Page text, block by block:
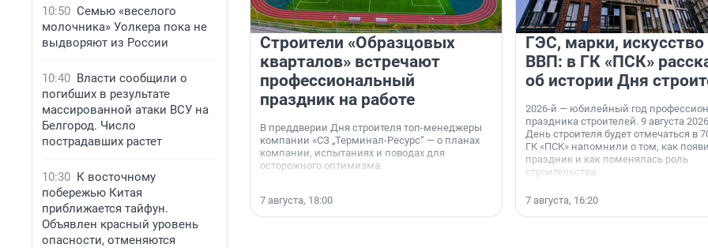
10:50 Семью «веселого
молочника» Уолкера пока не
выдворяют из России
10:40 Власти сообщили о
погибших в результате
массированной атаки ВСУ на
Белгород. Число
пострадавших растет
10:30 К восточному
побережью Китая
приближается тайфун.
Объявлен красный уровень
опасности, отменяются
Строители «Образцовых
кварталов» встречают
профессиональный
праздник на работе
В преддверии Дня строителя топ-менеджеры
компании «СЗ „Терминал-Ресурс“ — о планах
компании, испытаниях и поводах для
осторожного оптимизма.
7 августа, 18:00
ГЭС, марки, искусство
ВВП: в ГК «ПСК»
об истории Дня
2026-й — юбилейный год
праздника строителей. 9 августа
День строителя будет отмечаться в
ГК «ПСК» напомнили о том, как
праздник и как поменялась роль
строительства.
7 августа, 16:20